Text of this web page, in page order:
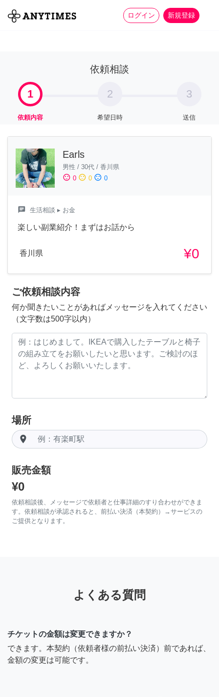
ログイン 新規登録
全て 家事 more_horiz
依頼相談
1
依頼内容
2
希望日時
3
送信
Earls
男性 / 30代 / 香川県
sentiment_satisfied 0 sentiment_neutral 0 sentiment_dissatisfied 0
chat 生活相談 ▸ お金
楽しい副業紹介！まずはお話から
香川県 ¥0
ご依頼相談内容
何か聞きたいことがあればメッセージを入れてください
（文字数は500字以内）
場所
room
販売金額
¥0
依頼相談後、メッセージで依頼者と仕事詳細のすり合わせができま
す。依頼相談が承認されると、前払い決済（本契約）→サービスの
ご提供となります。
よくある質問
チケットの金額は変更できますか？
できます。本契約（依頼者様の前払い決済）前であれば、
金額の変更は可能です。